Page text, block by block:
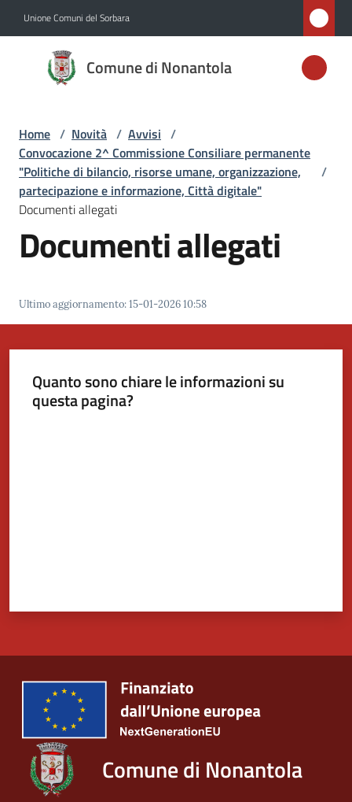
Unione Comuni del Sorbara
Comune di Nonantola
Comune di
Nonantola
Amministrazione
Novità
Menu selezionato
Servizi
Tutti
Home / Novità / Avvisi /
Convocazione 2^ Commissione Consiliare permanente
"Politiche di bilancio, risorse umane, organizzazione,
partecipazione e informazione, Città digitale"
/
Documenti allegati
Documenti allegati
Ultimo aggiornamento:15-01-2026 10:58
Quanto sono chiare le informazioni su
questa pagina?
Comune di Nonantola